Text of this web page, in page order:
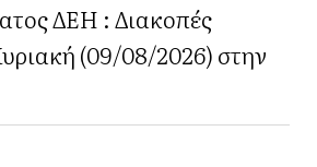
ΔΕΗ : Διακοπές
(09/08/2026) στην